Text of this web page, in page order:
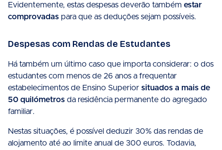
Evidentemente, estas despesas deverão também estar
comprovadas para que as deduções sejam possíveis.
Despesas com Rendas de Estudantes
Há também um último caso que importa considerar: o dos
estudantes com menos de 26 anos a frequentar
estabelecimentos de Ensino Superior situados a mais de
50 quilómetros da residência permanente do agregado
familiar.
Nestas situações, é possível deduzir 30% das rendas de
alojamento até ao limite anual de 300 euros. Todavia,